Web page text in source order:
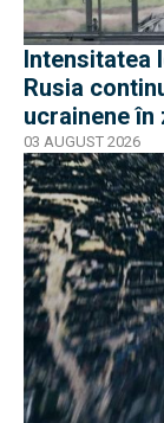
Intensitatea
Rusia
ucrainene în
03 AUGUST 2026